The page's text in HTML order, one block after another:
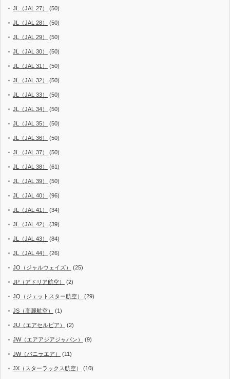
JL（JAL 27） (50)
JL（JAL 28） (50)
JL（JAL 29） (50)
JL（JAL 30） (50)
JL（JAL 31） (50)
JL（JAL 32） (50)
JL（JAL 33） (50)
JL（JAL 34） (50)
JL（JAL 35） (50)
JL（JAL 36） (50)
JL（JAL 37） (50)
JL（JAL 38） (61)
JL（JAL 39） (50)
JL（JAL 40） (96)
JL（JAL 41） (34)
JL（JAL 42） (39)
JL（JAL 43） (84)
JL（JAL 44） (26)
JO（ジャルウェイズ） (25)
JP（アドリア航空） (2)
JQ（ジェットスター航空） (29)
JS（高麗航空） (1)
JU（エアセルビア） (2)
JW（エアアジアジャパン） (9)
JW（バニラエア） (11)
JX（スターラックス航空） (10)